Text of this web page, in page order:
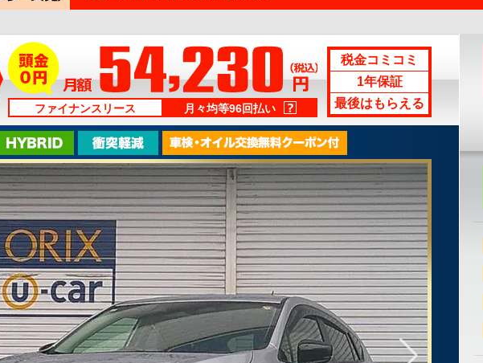
ファイナンスリース 月々均等96回払い
税金コミコミ
1年保証
最後はもらえる